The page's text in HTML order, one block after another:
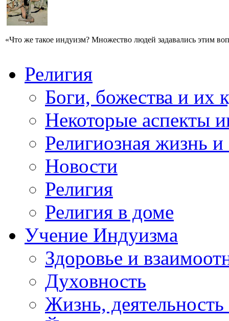
«Что же такое индуизм? Множество людей задавались этим
Религия
Боги, божества и их
Некоторые аспекты
Религиозная жизнь
Новости
Религия
Религия в доме
Учение Индуизма
Здоровье и
Духовность
Жизнь, деятельность